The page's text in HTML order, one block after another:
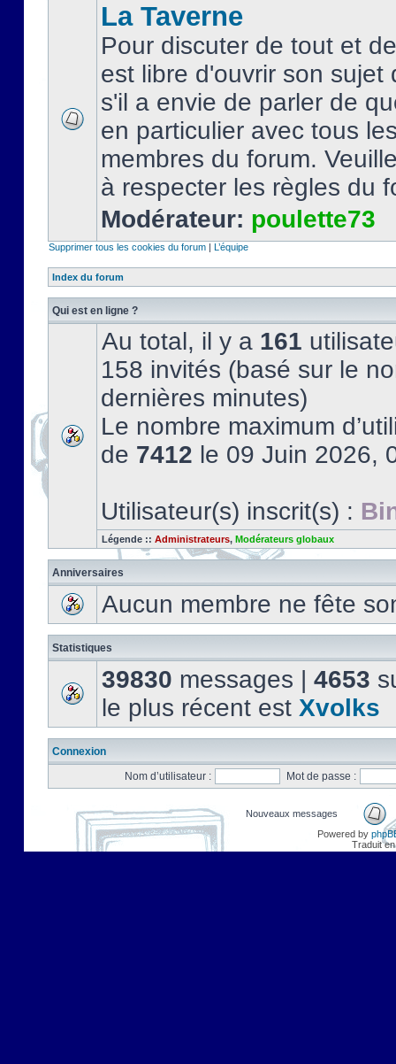
La Taverne
Pour discuter de tout et
est libre d'ouvrir son sujet
s'il a envie de parler de
en particulier avec tous
membres du forum.
à respecter les règles du
Modérateur: poulette73
Supprimer tous les cookies du forum | L’équipe
Index du forum
Qui est en ligne ?
Au total, il y a 161
158 invités (basé sur le
dernières minutes)
Le nombre maximum
de 7412 le 09 Juin 2026,
Utilisateur(s) inscrit(s) :
Légende :: Administrateurs, Modérateurs globaux
Anniversaires
Aucun membre ne fête
Statistiques
39830 messages | 4653
le plus récent est Xvolks
Connexion
Nom d’utilisateur :
Mot de passe :
Nouveaux messages
Powered by
Traduit